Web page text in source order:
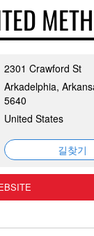
2301 Crawford St
Arkadelphia,
5640
United States
길찾기